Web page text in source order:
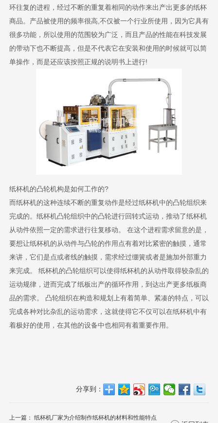
环往复的进程，经过不断的重复着相同的动作来出产出更多的纸杯
商品。产品被使用的频率很高,不仅被一个行业所使用，因为它具有
很多功能，所以使用的范围较为广泛，而且产品的性能在科技发展
的带动下也不断提高，但是不代表它在安装和使用的时候就可以简
单操作，而是还应该按照正规的说明书上进行!
纸杯机的凸轮机构是如何工作的?
而纸杯机的这种连续不断的重复动作是经过纸杯机中的凸轮组织来
完成的。纸杯机凸轮组织中的凸轮进行回转式运动，推动了纸杯机
从动件依照一定的需求进行往复移动。 在这个进程需求留意的是，
要想让纸杯机的从动件与凸轮的作用点有着对比紧密的触摸，通常
来讲，它们是点或者线的触摸，需求经过绷簧或者是施加外部重力
来完成。 纸杯机的凸轮组织可以使得纸杯机的从动件取得较杂乱的
运动规律，进而完成了纸板出产的循环作用，到达出产更多纸板商
品的需求。 凸轮组织在构造和规划上有着简单、紧凑的特点，可以
完成各种对比杂乱的运动需求，这就使得它不仅可以在纸杯机中有
着极好的使用，在其他的设备中也相同有着重要作用。
分享到：
上一篇： 纸杯机厂家为介绍制作纸杯机的材料和性能特点